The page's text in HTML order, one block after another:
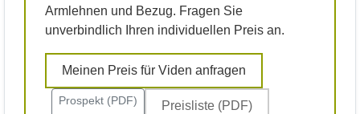
Armlehnen und Bezug. Fragen Sie
unverbindlich Ihren individuellen Preis an.
Meinen Preis für Viden anfragen
Prospekt (PDF) Preisliste (PDF)